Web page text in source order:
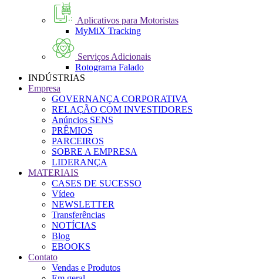
Aplicativos para Motoristas
MyMiX Tracking
Serviços Adicionais
Rotograma Falado
INDÚSTRIAS
Empresa
GOVERNANÇA CORPORATIVA
RELAÇÃO COM INVESTIDORES
Anúncios SENS
PRÊMIOS
PARCEIROS
SOBRE A EMPRESA
LIDERANÇA
MATERIAIS
CASES DE SUCESSO
Vídeo
NEWSLETTER
Transferências
NOTÍCIAS
Blog
EBOOKS
Contato
Vendas e Produtos